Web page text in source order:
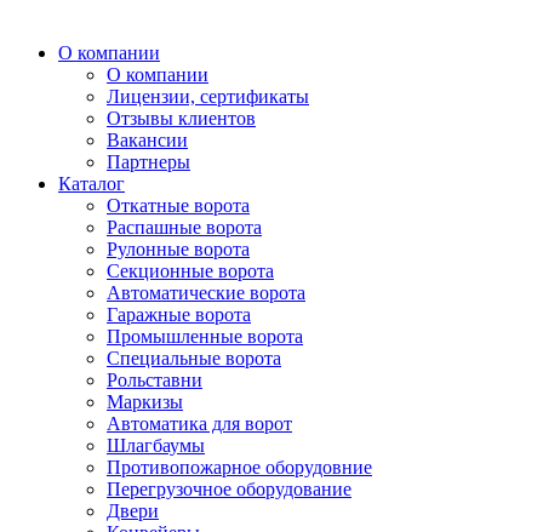
О компании
О компании
Лицензии, сертификаты
Отзывы клиентов
Вакансии
Партнеры
Каталог
Откатные ворота
Распашные ворота
Рулонные ворота
Секционные ворота
Автоматические ворота
Гаражные ворота
Промышленные ворота
Специальные ворота
Рольставни
Маркизы
Автоматика для ворот
Шлагбаумы
Противопожарное оборудовние
Перегрузочное оборудование
Двери